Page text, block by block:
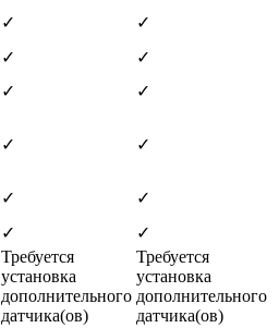
✓
✓
✓
✓
✓
✓
✓ ✓
✓
✓
✓
✓
Требуется
установка
дополнительного
датчика(ов)
Требуется
установка
дополнительного
датчика(ов)